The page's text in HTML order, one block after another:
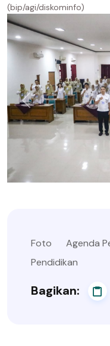
(bip/agi/diskominfo)
Foto Agenda
Pendidikan
Bagikan: